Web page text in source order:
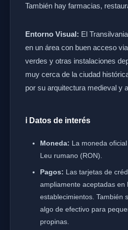
También hay farmacias,
Entorno Visual: El
en un área con buen acceso
verdes y otras instalaciones
muy cerca de la ciudad
por su arquitectura medieval y
ℹ️ Datos de interés
Moneda: La moneda
Leu rumano (RON).
Pagos: Las tarjetas de
ampliamente aceptadas en
establecimientos. También
algo de efectivo para
propinas.